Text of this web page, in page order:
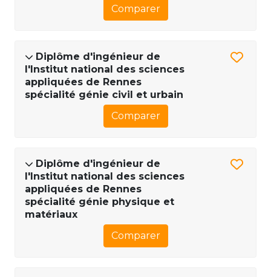
Comparer
Diplôme d'ingénieur de
l'Institut national des sciences
appliquées de Rennes
spécialité génie civil et urbain
Comparer
Diplôme d'ingénieur de
l'Institut national des sciences
appliquées de Rennes
spécialité génie physique et
matériaux
Comparer